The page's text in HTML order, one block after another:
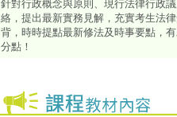
針對行政概念與原則、現行法律行政
絡，提出最新實務見解，充實考生法
背，時時提點最新修法及時事要點，
分點！